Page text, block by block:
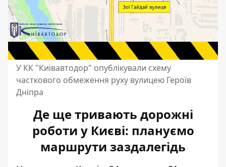
У КК "Київавтодор" опублікували схему
часткового обмеження руху вулицею Героїв
Дніпра
Де ще тривають дорожні
роботи у Києві: плануємо
маршрути заздалегідь